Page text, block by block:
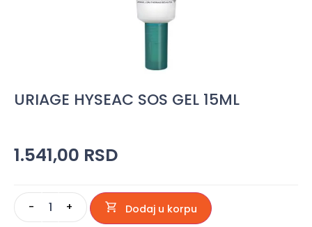
URIAGE HYSEAC SOS GEL 15ML
1.541,00 RSD
- + Dodaj u korpu